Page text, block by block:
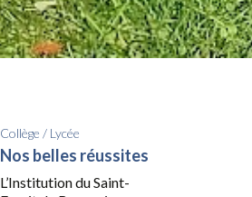
Collège / Lycée
Nos belles réussites
L’Institution du Saint-